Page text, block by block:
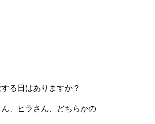
る日はありますか？
、ヒラさん、どちらかの